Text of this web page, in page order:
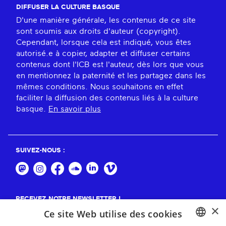
DIFFUSER LA CULTURE BASQUE
D'une manière générale, les contenus de ce site
sont soumis aux droits d'auteur (copyright).
Cependant, lorsque cela est indiqué, vous êtes
autorisé.e à copier, adapter et diffuser certains
contenus dont l'ICB est l'auteur, dès lors que vous
en mentionnez la paternité et les partagez dans les
mêmes conditions. Nous souhaitons en effet
faciliter la diffusion des contenus liés à la culture
basque.
En savoir plus
SUIVEZ-NOUS :
RECEVEZ NOTRE NEWSLETTER !
×
Ce site Web utilise des cookies